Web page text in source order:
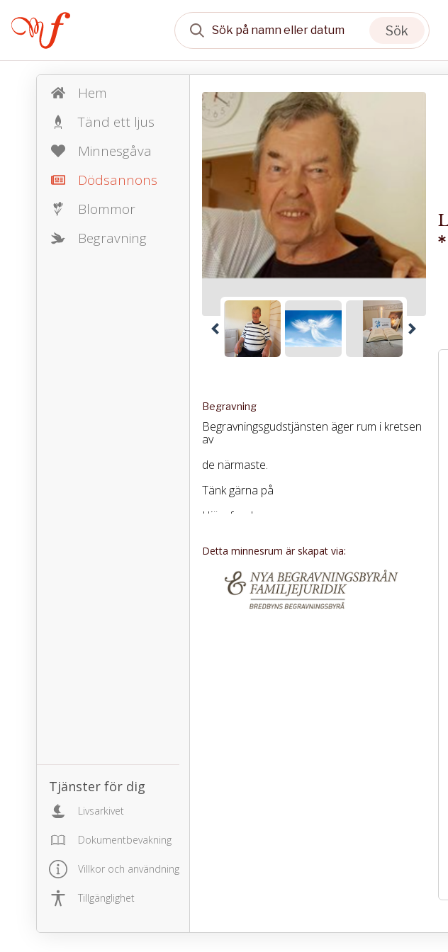
Sök
Hem
Tänd ett ljus
Minnesgåva
Dödsannons
Blommor
Begravning
Tjänster för dig
Livsarkivet
Dokumentbevakning
Villkor och användning
Tillgänglighet
Begravning
Begravningsgudstjänsten äger rum i kretsen
av
de närmaste.
Tänk gärna på
Hjärnfonden.
Tack till personalen på Prästbordet avd.
Detta minnesrum är skapat via: